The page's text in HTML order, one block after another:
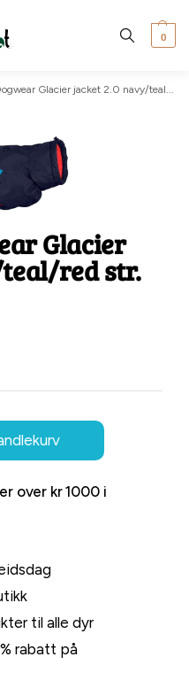
0
Glacier jacket 2.0 navy/teal/red str. 90
Glacier
red str.
over kr 1000 i
til alle dyr
rabatt på